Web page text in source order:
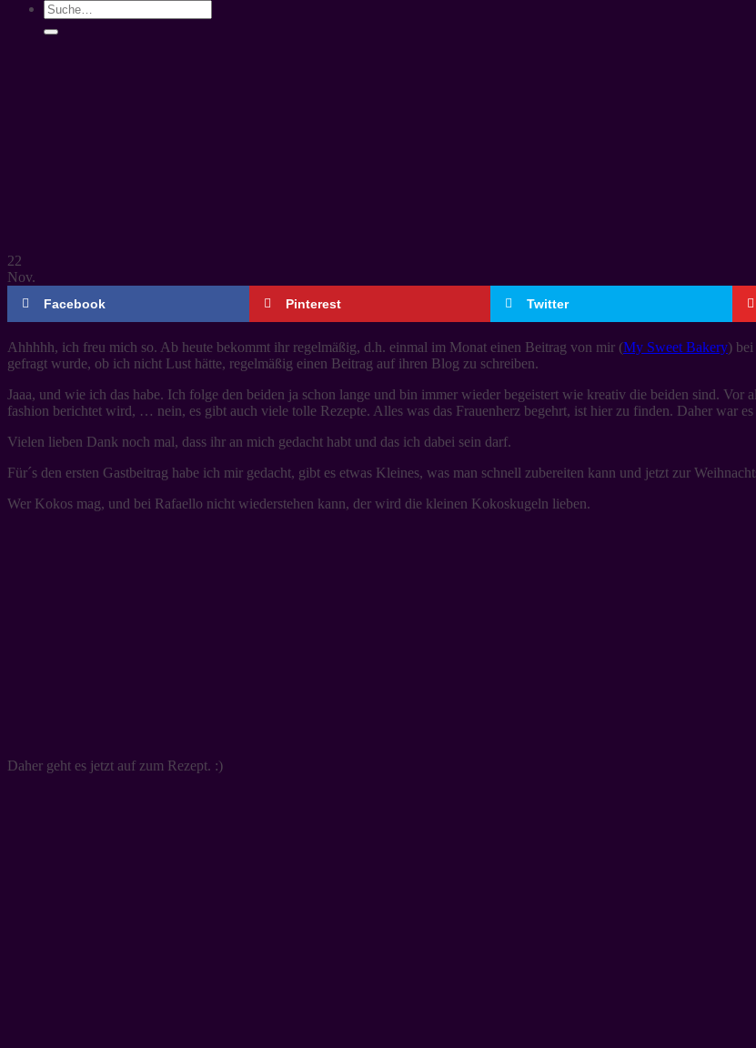
22
Nov.
Facebook Pinterest Twitter
Ahhhhh, ich freu mich so. Ab heute bekommt ihr regelmäßig, d.h. einmal im Monat einen Beitrag von mir (My Sweet Bakery)
gefragt wurde, ob ich nicht Lust hätte, regelmäßig einen Beitrag auf ihren Blog zu schreiben.
Jaaa, und wie ich das habe. Ich folge den beiden ja schon lange und bin immer wieder begeistert wie kreativ die beiden sind.
fashion berichtet wird, … nein, es gibt auch viele tolle Rezepte. Alles was das Frauenherz begehrt, ist hier zu finden. Daher war
Vielen lieben Dank noch mal, dass ihr an mich gedacht habt und das ich dabei sein darf.
Für´s den ersten Gastbeitrag habe ich mir gedacht, gibt es etwas Kleines, was man schnell zubereiten kann und jetzt zur
Wer Kokos mag, und bei Rafaello nicht wiederstehen kann, der wird die kleinen Kokoskugeln lieben.
Daher geht es jetzt auf zum Rezept. :)